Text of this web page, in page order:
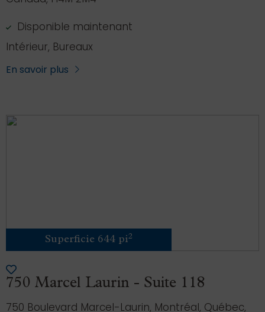
Disponible maintenant
Intérieur, Bureaux
En savoir plus
Superficie 644 pi2
750 Marcel Laurin - Suite 118
750 Boulevard Marcel-Laurin, Montréal, Québec,